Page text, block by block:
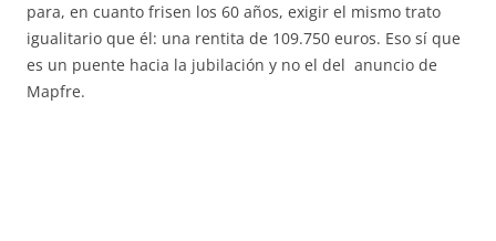
para, en cuanto frisen los 60 años, exigir el mismo trato
igualitario que él: una rentita de 109.750 euros. Eso sí que
es un puente hacia la jubilación y no el del anuncio de
Mapfre.